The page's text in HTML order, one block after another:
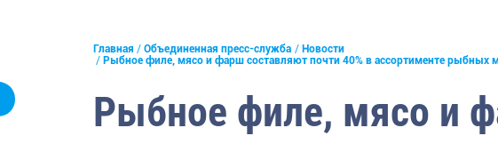
Отраслевые СМИ
Выставки и конференции
Главная Объединенная пресс-служба
Новости
Рыбное филе, мясо и фарш составляют почти 40% в ассортименте рыбных
Рыбное филе, мясо и